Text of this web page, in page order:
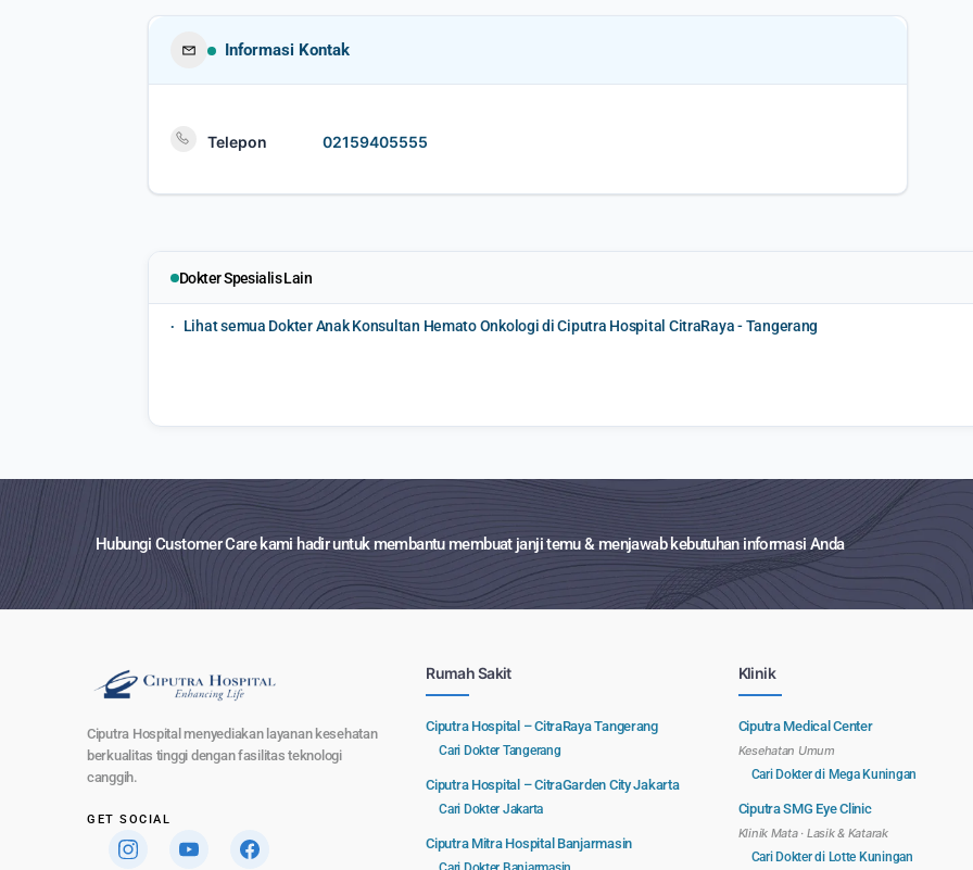
Informasi Kontak
Telepon 02159405555
Dokter Spesialis Lain
Lihat semua Dokter Anak Konsultan Hemato Onkologi di Ciputra Hospital CitraRaya - Tangerang
Hubungi Customer Care kami hadir untuk membantu membuat janji temu & menjawab kebutuhan informasi Anda
Ciputra Hospital menyediakan layanan kesehatan
berkualitas tinggi dengan fasilitas teknologi
canggih.
GET SOCIAL
Rumah Sakit
Ciputra Hospital – CitraRaya Tangerang
Cari Dokter Tangerang
Ciputra Hospital – CitraGarden City Jakarta
Cari Dokter Jakarta
Ciputra Mitra Hospital Banjarmasin
Klinik
Ciputra Medical Center
Kesehatan Umum
Cari Dokter di Mega Kuningan
Ciputra SMG Eye Clinic
Klinik Mata · Lasik & Katarak
Cari Dokter di Lotte Kuningan